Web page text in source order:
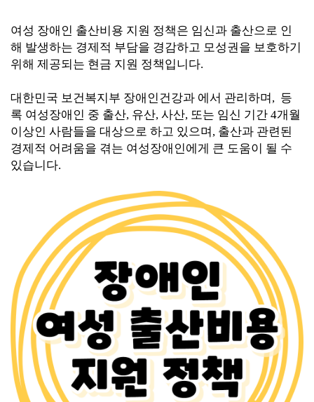
여성 장애인 출산비용 지원 정책은 임신과 출산으로 인
해 발생하는 경제적 부담을 경감하고 모성권을 보호하기
위해 제공되는 현금 지원 정책입니다.
대한민국 보건복지부 장애인건강과 에서 관리하며, 등
록 여성장애인 중 출산, 유산, 사산, 또는 임신 기간 4개월
이상인 사람들을 대상으로 하고 있으며, 출산과 관련된
경제적 어려움을 겪는 여성장애인에게 큰 도움이 될 수
있습니다.